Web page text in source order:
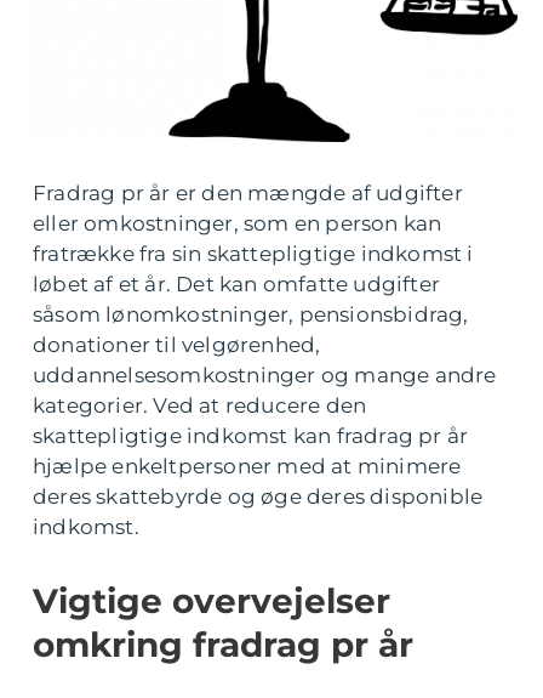
Fradrag pr år er den mængde af udgifter
eller omkostninger, som en person kan
fratrække fra sin skattepligtige indkomst i
løbet af et år. Det kan omfatte udgifter
såsom lønomkostninger, pensionsbidrag,
donationer til velgørenhed,
uddannelsesomkostninger og mange andre
kategorier. Ved at reducere den
skattepligtige indkomst kan fradrag pr år
hjælpe enkeltpersoner med at minimere
deres skattebyrde og øge deres disponible
indkomst.
Vigtige overvejelser
omkring fradrag pr år